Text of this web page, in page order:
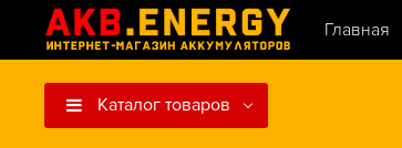
Главная
Каталог товаров